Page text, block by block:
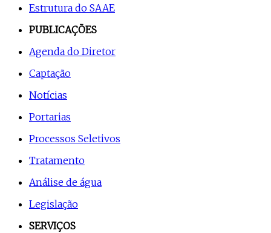
Estrutura do SAAE
PUBLICAÇÕES
Agenda do Diretor
Captação
Notícias
Portarias
Processos Seletivos
Tratamento
Análise de água
Legislação
SERVIÇOS